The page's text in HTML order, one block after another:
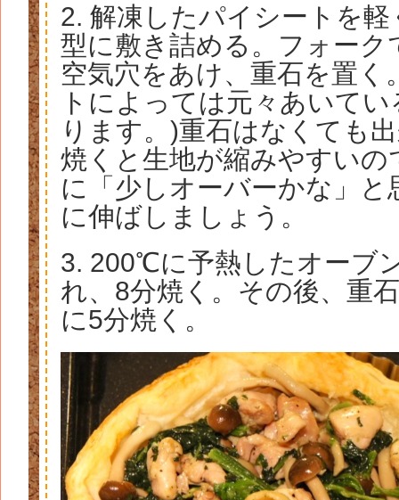
2. 解凍したパイシートを
型に敷き詰める。フォーク
空気穴をあけ、重石を置く
トによっては元々あいて
ります。)重石はなくても
焼くと生地が縮みやすいの
に「少しオーバーかな」と
に伸ばしましょう。
3. 200℃に予熱したオーブ
れ、8分焼く。その後、重
に5分焼く。